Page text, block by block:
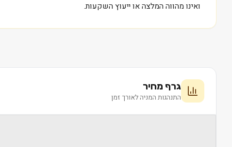
ואינו מהווה המלצה או ייעוץ השקעות.
גרף מחיר
התנהגות המניה לאורך זמן